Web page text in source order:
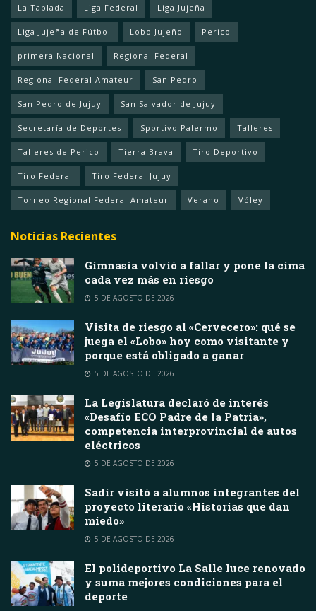
La Tablada Liga Federal Liga Jujeña
Liga Jujeña de Fútbol Lobo Jujeño Perico
primera Nacional Regional Federal
Regional Federal Amateur San Pedro
San Pedro de Jujuy San Salvador de Jujuy
Secretaría de Deportes Sportivo Palermo Talleres
Talleres de Perico Tierra Brava Tiro Deportivo
Tiro Federal Tiro Federal Jujuy
Torneo Regional Federal Amateur Verano Vóley
Noticias Recientes
Gimnasia volvió a fallar y pone la cima
cada vez más en riesgo
5 DE AGOSTO DE 2026
Visita de riesgo al «Cervecero»: qué se
juega el «Lobo» hoy como visitante y
porque está obligado a ganar
5 DE AGOSTO DE 2026
La Legislatura declaró de interés
«Desafío ECO Padre de la Patria»,
competencia interprovincial de autos
eléctricos
5 DE AGOSTO DE 2026
Sadir visitó a alumnos integrantes del
proyecto literario «Historias que dan
miedo»
5 DE AGOSTO DE 2026
El polideportivo La Salle luce renovado
y suma mejores condiciones para el
deporte